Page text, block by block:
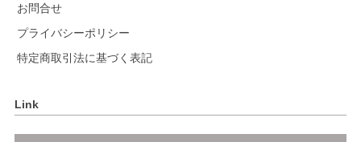
お問合せ
プライバシーポリシー
特定商取引法に基づく表記
Link